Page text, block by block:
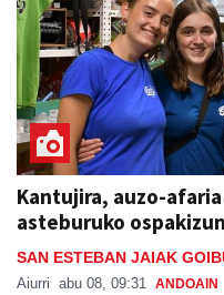
Kantujira, auzo-
asteburuko
SAN ESTEBAN JAIAK
Aiurri abu 08, 09:31 ANDOAIN